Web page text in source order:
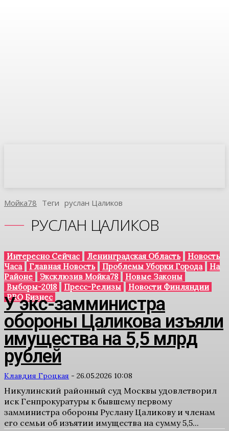
Мойка78 Теги Руслан Цаликов
РУСЛАН ЦАЛИКОВ
Интересно Сейчас Ленинградская Область
Новость
Часа
Главная Новость Проблемы Уборки Города
На
Районе
Эксклюзив Мойка78
Новые Законы
Выборы-2018
Пресс-Релизы
Новости Финляндии
PRO Бизнес
У экс-замминистра
обороны Цаликова изъяли
имущества на 5,5 млрд
рублей
Клавдия Гроцкая - 26.05.2026 10:08
Никулинский районный суд Москвы удовлетворил
иск Генпрокуратуры к бывшему первому
замминистра обороны Руслану Цаликову и членам
его семьи об изъятии имущества на сумму 5,5...